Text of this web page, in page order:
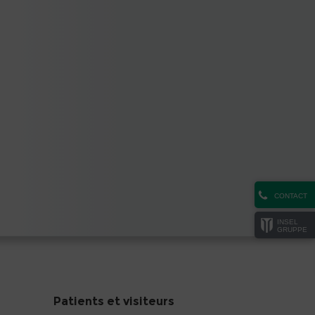
CONTACT
INSEL
GRUPPE
Patients et visiteurs